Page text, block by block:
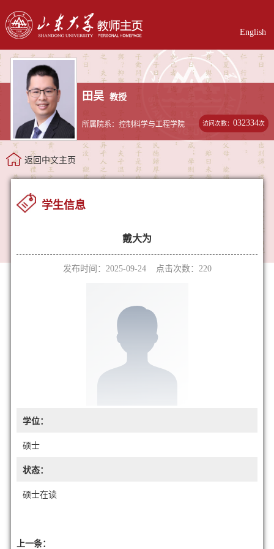
English
田昊 教授
所属院系：控制科学与工程学院 访问次数：032334次
返回中文主页
学生信息
戴大为
发布时间：2025-09-24 点击次数： 220
学位：
硕士
状态：
硕士在读
上一条：